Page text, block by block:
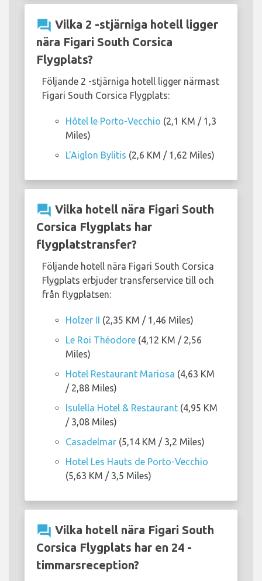
question_answer Vilka 2 -stjärniga hotell ligger
nära Figari South Corsica
Flygplats?
Följande 2 -stjärniga hotell ligger närmast
Figari South Corsica Flygplats:
Hôtel le Porto-Vecchio (2,1 KM / 1,3
Miles)
L'Aiglon Bylitis (2,6 KM / 1,62 Miles)
question_answer Vilka hotell nära Figari South
Corsica Flygplats har
flygplatstransfer?
Följande hotell nära Figari South Corsica
Flygplats erbjuder transferservice till och
från flygplatsen:
Holzer II (2,35 KM / 1,46 Miles)
Le Roi Théodore (4,12 KM / 2,56
Miles)
Hotel Restaurant Mariosa (4,63 KM
/ 2,88 Miles)
Isulella Hotel & Restaurant (4,95 KM
/ 3,08 Miles)
Casadelmar (5,14 KM / 3,2 Miles)
Hotel Les Hauts de Porto-Vecchio
(5,63 KM / 3,5 Miles)
question_answer Vilka hotell nära Figari South
Corsica Flygplats har en 24 -
timmarsreception?